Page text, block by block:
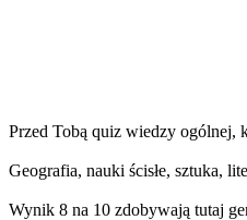
Przed Tobą quiz wiedzy ogólnej,
Geografia, nauki ścisłe, sztuka,
Wynik 8 na 10 zdobywają tutaj